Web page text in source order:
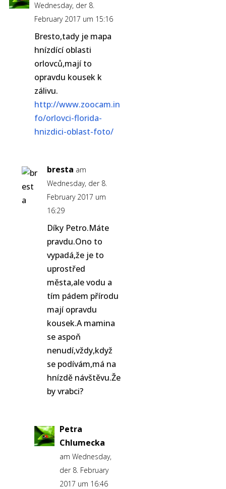
Wednesday, der 8.
February 2017 um 15:16
Bresto,tady je mapa
hnízdící oblasti
orlovců,mají to
opravdu kousek k
zálivu.
http://www.zoocam.in
fo/orlovci-florida-
hnizdici-oblast-foto/
bresta am
Wednesday, der 8.
February 2017 um
16:29
Díky Petro.Máte
pravdu.Ono to
vypadá,že je to
uprostřed
města,ale vodu a
tím pádem přírodu
mají opravdu
kousek.A mamina
se aspoň
nenudí,vždy,když
se podívám,má na
hnízdě návštěvu.Že
by vrabci?
Petra
Chlumecka
am Wednesday,
der 8. February
2017 um 16:46